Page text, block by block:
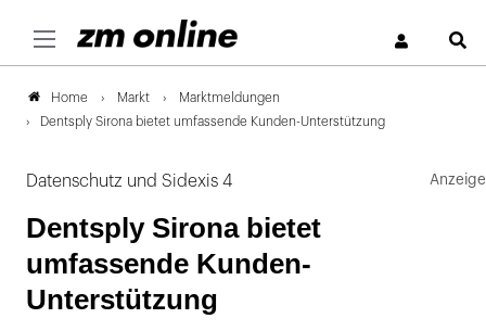
Home Markt
Marktmeldungen
Dentsply Sirona bietet umfassende Kunden-Unterstützung
Datenschutz und Sidexis 4
Dentsply Sirona bietet
umfassende Kunden-
Unterstützung